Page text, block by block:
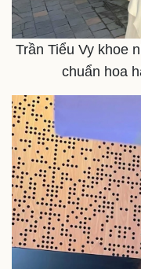
Trần Tiểu Vy khoe
chuẩn hoa